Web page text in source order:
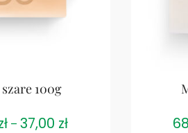
szare 100g
– 37,00 zł